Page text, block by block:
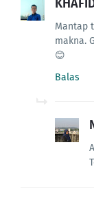
Mantap
makna.
😊
Balas